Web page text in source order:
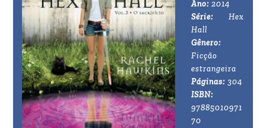
Ano: 2014
Série: Hex
Hall
Gênero:
Ficção
estrangeira
Páginas: 304
ISBN:
97885010971
70